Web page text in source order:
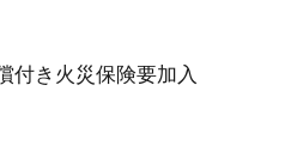
火災保険要加入